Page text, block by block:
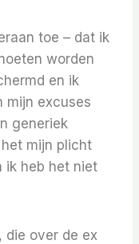
toe – dat ik
worden
en ik
mijn excuses
generiek
mijn plicht
ik heb het niet
die over de ex